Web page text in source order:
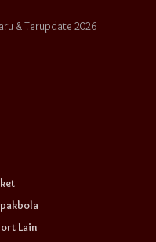
& Terupdate 2026
Lain